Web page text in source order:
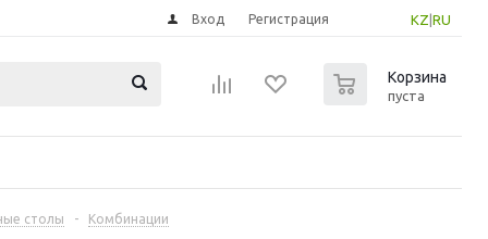
KZ RU
Вход Регистрация
Корзина
пуста
столы - Комбинации